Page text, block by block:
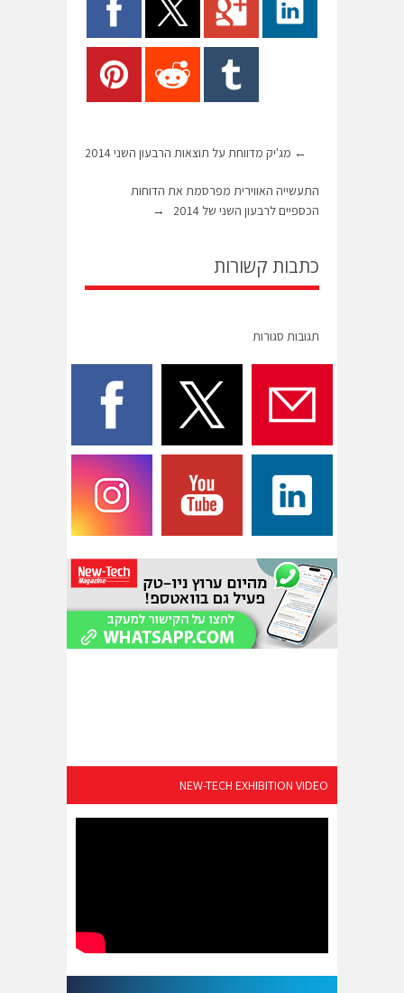
← מג'יק מדווחת על תוצאות הרבעון השני 2014
התעשייה האווירית מפרסמת את הדוחות
הכספיים לרבעון השני של 2014
→
כתבות קשורות
תגובות סגורות
NEW-TECH EXHIBITION VIDEO